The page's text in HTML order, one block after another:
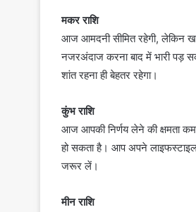
मकर राशि
आज आमदनी सीमित रहेगी, लेकिन
नजरअंदाज करना बाद में भारी पड़
शांत रहना ही बेहतर रहेगा।
कुंभ राशि
आज आपकी निर्णय लेने की क्षमता
हो सकता है। आप अपने
जरूर लें।
मीन राशि